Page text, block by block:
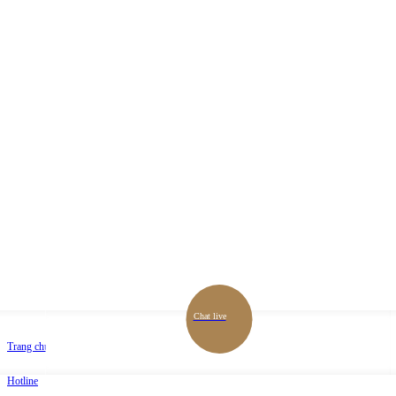
Trang chủ
Hotline
Chat live